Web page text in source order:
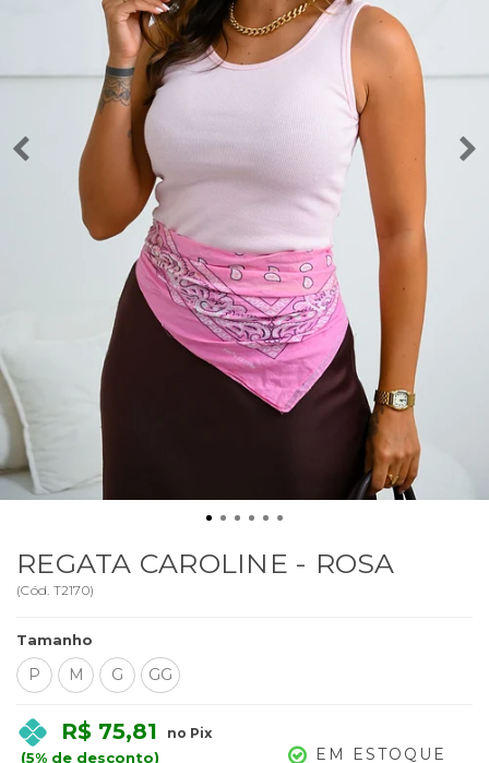
REGATA CAROLINE - ROSA
(Cód. T2170)
Tamanho
P M G GG
R$ 75,81 no Pix
(5% de desconto) EM ESTOQUE